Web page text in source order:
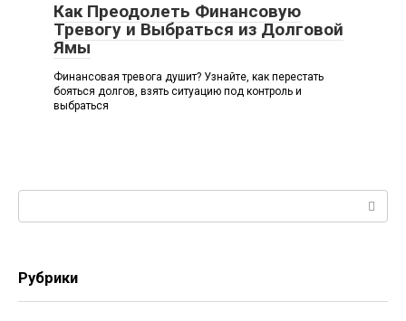
Как Преодолеть Финансовую
Тревогу и Выбраться из Долговой
Ямы
Финансовая тревога душит? Узнайте, как перестать
бояться долгов, взять ситуацию под контроль и
выбраться
Рубрики